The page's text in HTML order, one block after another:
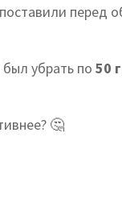
убрать по 50
🤔